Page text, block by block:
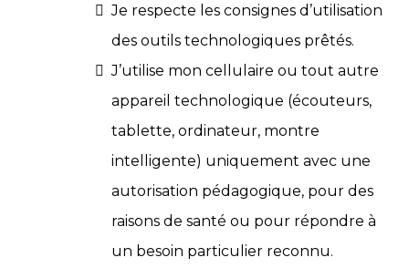
Je respecte les consignes d’utilisation
des outils technologiques prêtés.
J’utilise mon cellulaire ou tout autre
appareil technologique (écouteurs,
tablette, ordinateur, montre
intelligente) uniquement avec une
autorisation pédagogique, pour des
raisons de santé ou pour répondre à
un besoin particulier reconnu.